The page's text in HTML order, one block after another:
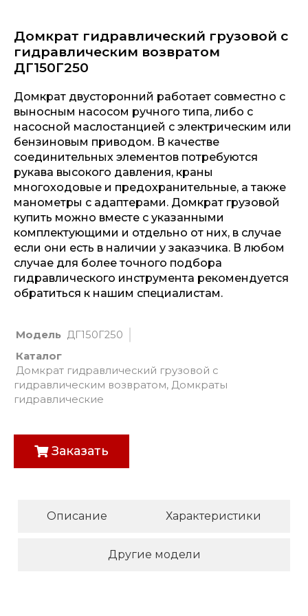
Домкрат гидравлический грузовой с
гидравлическим возвратом
ДГ150Г250
Домкрат двусторонний работает совместно с
выносным насосом ручного типа, либо с
насосной маслостанцией с электрическим или
бензиновым приводом. В качестве
соединительных элементов потребуются
рукава высокого давления, краны
многоходовые и предохранительные, а также
манометры с адаптерами. Домкрат грузовой
купить можно вместе с указанными
комплектующими и отдельно от них, в случае
если они есть в наличии у заказчика. В любом
случае для более точного подбора
гидравлического инструмента рекомендуется
обратиться к нашим специалистам.
Модель ДГ150Г250
Каталог
Домкрат гидравлический грузовой с
гидравлическим возвратом, Домкраты
гидравлические
Заказать
Описание Характеристики
Другие модели